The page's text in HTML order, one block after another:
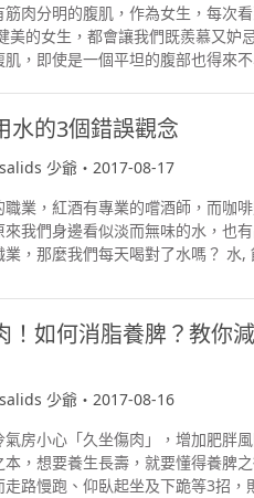
花紋的床單做成靠墊，往睡房、客
藝術氣息。 吊椅 文藝小清新必備
以做出來，先準備好繩、掛鉤和
後縫成雙層，兩側留出穿繩的洞
一定要非常牢固，最後將繩穿過床
椅就完成 。 以上文章及圖片均轉
有 原文地址：httpyesnews.com
肉分明的腹肌，作為女生，每次
的女生，都會讓我們既羨慕又妒
，即使是一個平坦的腹部也得來不
白麵包，其實一片就有 79 卡路里
，絕對不是減肥人士適用。 燒烤醬
或漢堡時加入燒烤醬，但原來一茶
合物再加 6 克糖。假如下次想要醬
芥末、檸檬汁和香料代替。 果汁
要再考慮一下，雖然許多人都愛
許多果汁和 smoothies，都含有過
均轉載自網路，所有版權歸原作者
水的3個錯誤觀念
少爺・2017-08-17
業，紅酒有專業的嚐酒師，而咖
我們身邊看似淡而無味的水，也
，那麼我們每天喝對了水嗎？ 水,
若維持1030%的水分，皮膚會顯
10%的水分時，爆拆和乾裂等問題
炎。 水, 飲水, 喝水, 健康飲品, 飲
到：「藥補不如食補，食補不如水
類林林總總，有井泉水、流水、河
好處呢？事實上水的潔淨是飲用水
康飲品, 飲用水 香港水務署確保香
水經過大廈的水缸、水道、水管等
建議大家精明地選擇一個適合的
！如何消脂養脾？教你
少爺・2017-08-16
房小心「久坐傷肉」，增加肥胖風
，想要養生長壽，就要懂得養脾之
路慢跑、仰臥起坐及下跪等3招，